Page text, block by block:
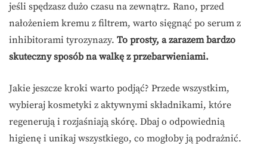
jeśli spędzasz dużo czasu na zewnątrz. Rano, przed
nałożeniem kremu z filtrem, warto sięgnąć po serum z
inhibitorami tyrozynazy. To prosty, a zarazem bardzo
skuteczny sposób na walkę z przebarwieniami.
Jakie jeszcze kroki warto podjąć? Przede wszystkim,
wybieraj kosmetyki z aktywnymi składnikami, które
regenerują i rozjaśniają skórę. Dbaj o odpowiednią
higienę i unikaj wszystkiego, co mogłoby ją podrażnić.